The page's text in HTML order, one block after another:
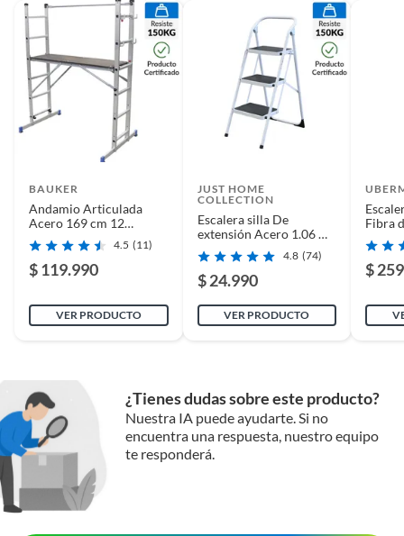
BAUKER
Andamio Articulada
Acero 169 cm 12
Peldaños
4.5 (11)
$ 119.990
VER PRODUCTO
JUST HOME
COLLECTION
Escalera silla De
extensión Acero 1.06 m
3 Peldaños
4.8 (74)
$ 24.990
VER PRODUCTO
Fibra
24
$
¿Tienes dudas sobre este producto?
Nuestra IA puede ayudarte. Si no
encuentra una respuesta, nuestro equipo
te responderá.